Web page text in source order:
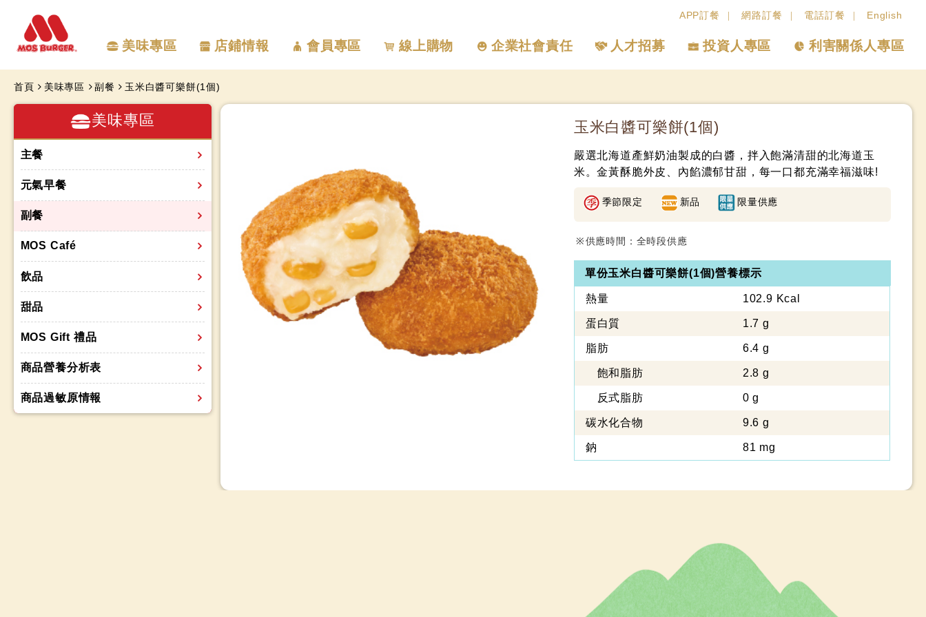
APP訂餐 網路訂餐 電話訂餐 English
美味專區 店鋪情報 會員專區 線上購物 企業社會責任 人才招募 投資人專區 利害關係人專區
首頁 美味專區 副餐 玉米白醬可樂餅(1個)
玉米白醬可樂餅(1個)
嚴選北海道產鮮奶油製成的白醬，拌入飽滿清甜的北海道玉
米。金黃酥脆外皮、內餡濃郁甘甜，每一口都充滿幸福滋味!
季節限定 新品 限量供應
供應時間：全時段供應
單份玉米白醬可樂餅(1個)營養標示
熱量 102.9 Kcal
蛋白質 1.7 g
脂肪 6.4 g
飽和脂肪 2.8 g
反式脂肪 0 g
碳水化合物 9.6 g
鈉 81 mg
美味專區
主餐
元氣早餐
副餐
MOS Café
飲品
甜品
MOS Gift 禮品
商品營養分析表
商品過敏原情報